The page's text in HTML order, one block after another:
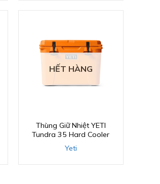
HẾT HÀNG
Thùng Giữ Nhiệt YETI
Tundra 35 Hard Cooler
Yeti